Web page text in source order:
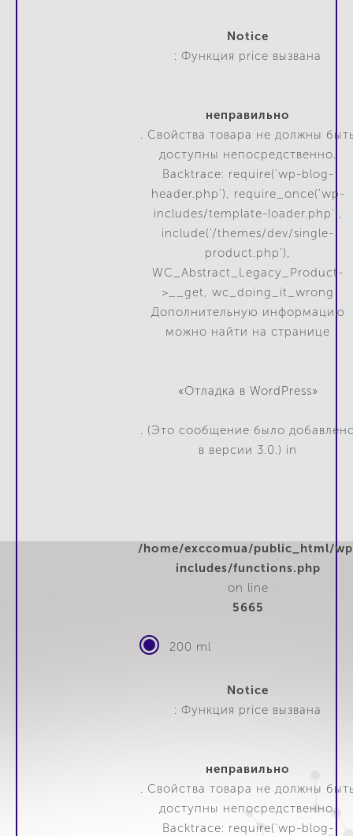
Notice
: Функция price вызвана
неправильно
. Свойства товара не должны
доступны непосредственно.
Backtrace: require('wp-blog-
header.php'), require_once('wp-
includes/template-loader.php'),
include('/themes/dev/single-
product.php'),
WC_Abstract_Legacy_Product-
>__get, wc_doing_it_wrong
Дополнительную информацию
можно найти на странице
«Отладка в WordPress»
. (Это сообщение было
в версии 3.0.) in
/home/exccomua/public_html/
includes/functions.php
on line
5665
200 ml
Notice
: Функция price вызвана
неправильно
. Свойства товара не должны
доступны непосредственно.
Backtrace: require('wp-blog-